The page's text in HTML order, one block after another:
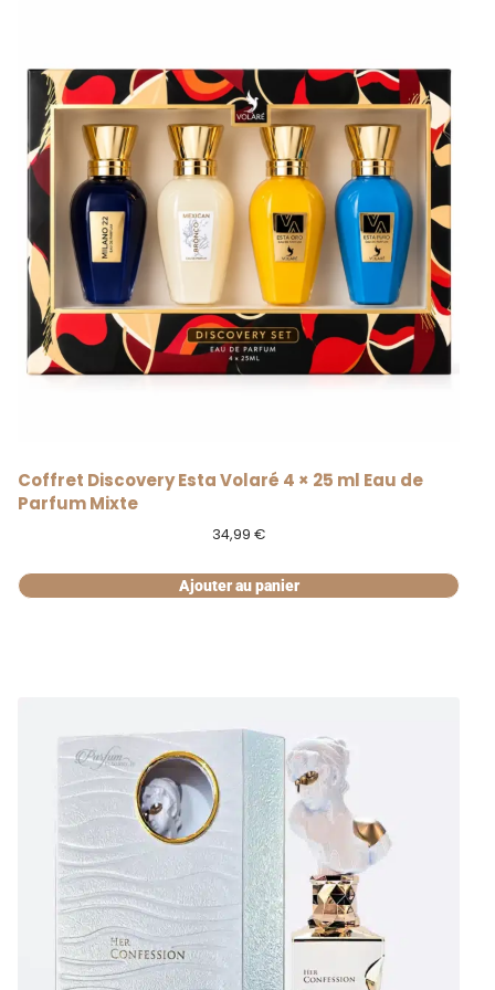
Coffret Discovery Esta Volaré 4 × 25 ml Eau de
Parfum Mixte
34,99 €
Ajouter au panier